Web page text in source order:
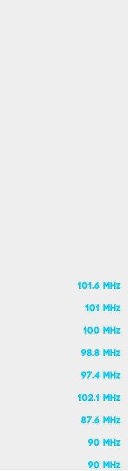
101.6 MHz
101 MHz
100 MHz
98.8 MHz
97.4 MHz
102.1 MHz
87.6 MHz
90 MHz
90 MHz